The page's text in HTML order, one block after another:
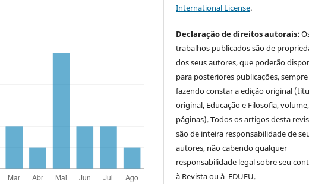
International License.
Declaração de direitos autorais:
trabalhos publicados são de
dos seus autores, que poderão
para posteriores publicações, sempre
fazendo constar a edição original
original, Educação e Filosofia,
páginas). Todos os artigos desta
são de inteira responsabilidade de
autores, não cabendo qualquer
responsabilidade legal sobre seu
à Revista ou à EDUFU.